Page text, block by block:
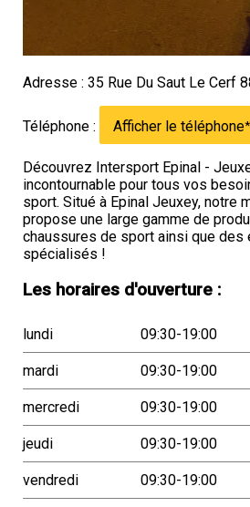
Adresse : 35 Rue Du Saut Le Cerf
Téléphone : Afficher le téléphone*
Découvrez Intersport Epinal -
incontournable pour tous vos
sport. Situé à Epinal Jeuxey, notre
propose une large gamme de
chaussures de sport ainsi que des
spécialisés !
Les horaires d'ouverture :
lundi 09:30-19:00
mardi 09:30-19:00
mercredi 09:30-19:00
jeudi 09:30-19:00
vendredi 09:30-19:00